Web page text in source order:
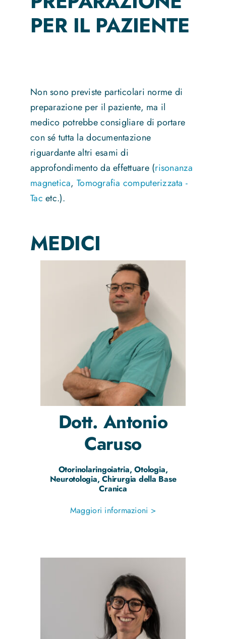
PER IL PAZIENTE
Non sono previste particolari norme di
preparazione per il paziente, ma il
medico potrebbe consigliare di portare
con sé tutta la documentazione
riguardante altri esami di
approfondimento da effettuare (risonanza
magnetica, Tomografia computerizzata -
Tac etc.).
MEDICI
Dott. Antonio
Caruso
Otorinolaringoiatria, Otologia,
Neurotologia, Chirurgia della Base
Cranica
Maggiori informazioni >